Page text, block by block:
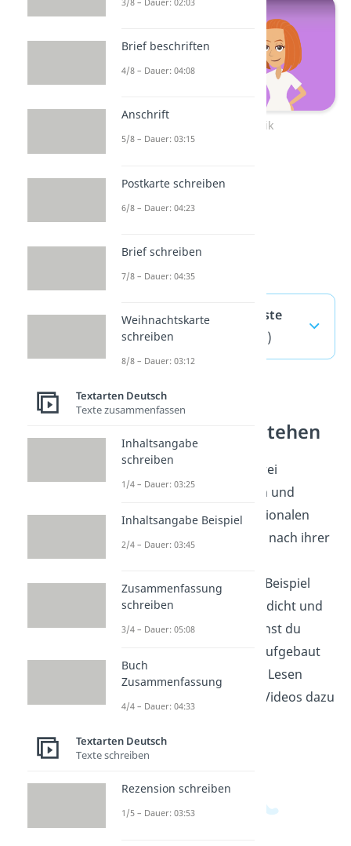
Zum Video: Lyrik
Dramatik — häufigste
Fragen
(ausklappen)
Literarische
Gattungen verstehen
Dramatik ist eine der drei
literarischen Gattungen und
gehört zur Welt der fiktionalen
Texte. Du ordnest Texte nach ihrer
unterscheidest so zum Beispiel
zwischen Erzähltext, Gedicht und
Theaterstück. So erkennst du
schneller, wie ein Text aufgebaut
ist und worauf du beim Lesen
achten musst. Weitere Videos dazu
Deutschbereich
Brief beschriften
4/8 – Dauer: 04:08
Anschrift
5/8 – Dauer: 03:15
Postkarte schreiben
6/8 – Dauer: 04:23
Brief schreiben
7/8 – Dauer: 04:35
Weihnachtskarte
schreiben
8/8 – Dauer: 03:12
Textarten Deutsch
Texte zusammenfassen
Inhaltsangabe
schreiben
1/4 – Dauer: 03:25
Inhaltsangabe Beispiel
2/4 – Dauer: 03:45
Zusammenfassung
schreiben
3/4 – Dauer: 05:08
Buch
Zusammenfassung
4/4 – Dauer: 04:33
Textarten Deutsch
Texte schreiben
Rezension schreiben
1/5 – Dauer: 03:53